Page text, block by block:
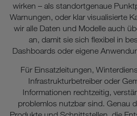
wirken – als standortgenaue
Warnungen, oder klar visualisierte
wir alle Daten und Modelle auch
an, damit sie sich flexibel in
Dashboards oder eigene
Für Einsatzleitungen,
Infrastrukturbetreiber oder
Informationen rechtzeitig,
problemlos nutzbar sind. Genau